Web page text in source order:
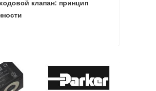
клапан: принцип